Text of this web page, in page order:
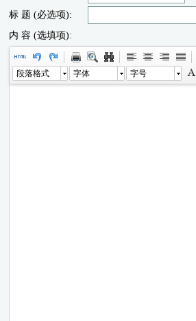
标 题 (必选项):
内 容 (选填项):
段落格式 字体 字号